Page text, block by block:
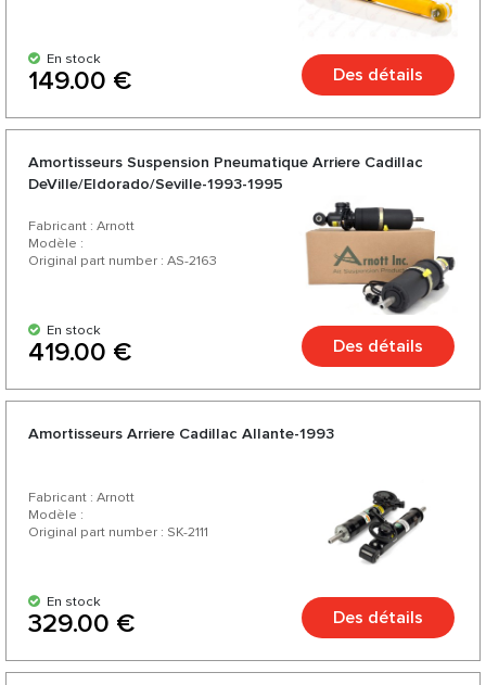
En stock
149.00 € Des détails
Amortisseurs Suspension Pneumatique Arriere Cadillac
DeVille/Eldorado/Seville-1993-1995
Fabricant : Arnott
Modèle :
Original part number : AS-2163
En stock
419.00 € Des détails
Amortisseurs Arriere Cadillac Allante-1993
Fabricant : Arnott
Modèle :
Original part number : SK-2111
En stock
329.00 € Des détails